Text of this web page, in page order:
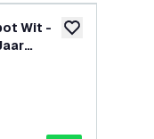
toevoegen
Wit -
de
openen